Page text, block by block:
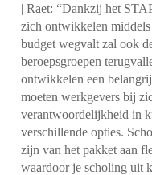
| Raet: “Dankzij het
zich ontwikkelen
budget wegvalt zal ook
beroepsgroepen
ontwikkelen een
moeten werkgevers bij
verantwoordelijkheid in
verschillende opties.
zijn van het pakket aan
waardoor je scholing uit